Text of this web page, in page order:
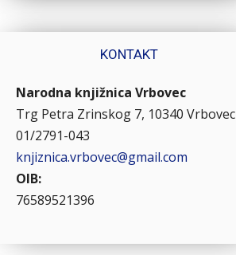
KONTAKT
Narodna knjižnica Vrbovec
Trg Petra Zrinskog 7, 10340 Vrbovec
01/2791-043
knjiznica.vrbovec@gmail.com
OIB:
76589521396